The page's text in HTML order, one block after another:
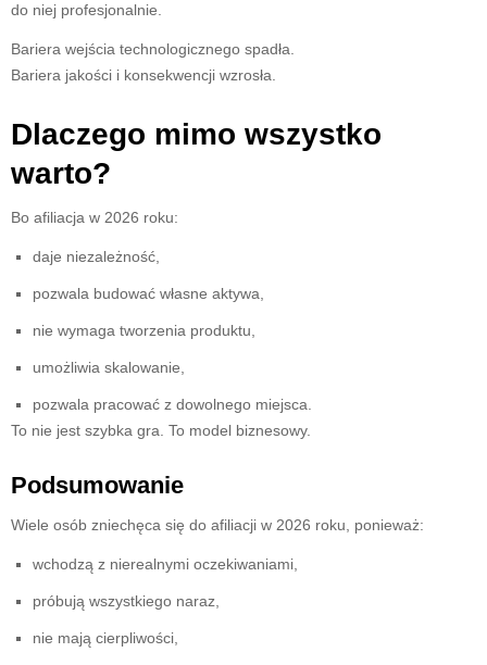
do niej profesjonalnie.
Bariera wejścia technologicznego spadła.
Bariera jakości i konsekwencji wzrosła.
Dlaczego mimo wszystko
warto?
Bo afiliacja w 2026 roku:
daje niezależność,
pozwala budować własne aktywa,
nie wymaga tworzenia produktu,
umożliwia skalowanie,
pozwala pracować z dowolnego miejsca.
To nie jest szybka gra. To model biznesowy.
Podsumowanie
Wiele osób zniechęca się do afiliacji w 2026 roku, ponieważ:
wchodzą z nierealnymi oczekiwaniami,
próbują wszystkiego naraz,
nie mają cierpliwości,